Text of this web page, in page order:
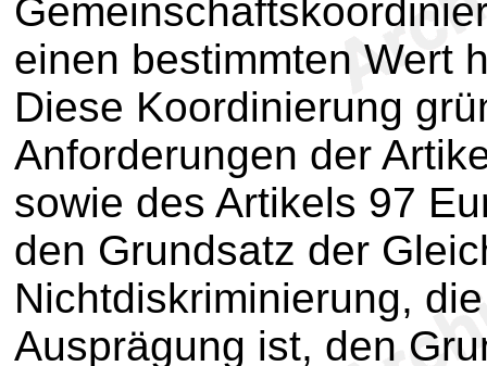
einen bestimmten Wert
Diese Koordinierung
Anforderungen der
sowie des Artikels 97
den Grundsatz der
Nichtdiskriminierung,
Ausprägung ist, den